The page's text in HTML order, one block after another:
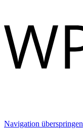
Navigation überspringen